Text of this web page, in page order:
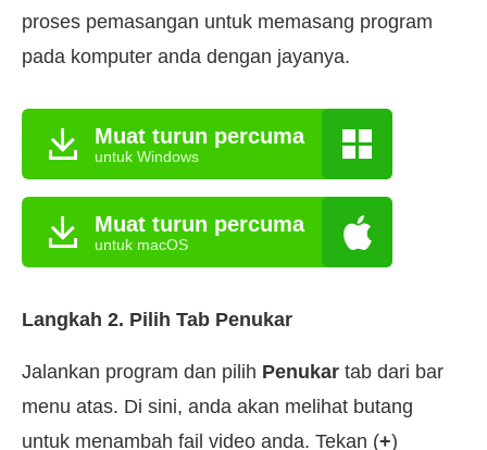
proses pemasangan untuk memasang program
pada komputer anda dengan jayanya.
Muat turun percuma
untuk Windows
Muat turun percuma
untuk macOS
Langkah 2. Pilih Tab Penukar
Jalankan program dan pilih Penukar tab dari bar
menu atas. Di sini, anda akan melihat butang
untuk menambah fail video anda. Tekan (+)